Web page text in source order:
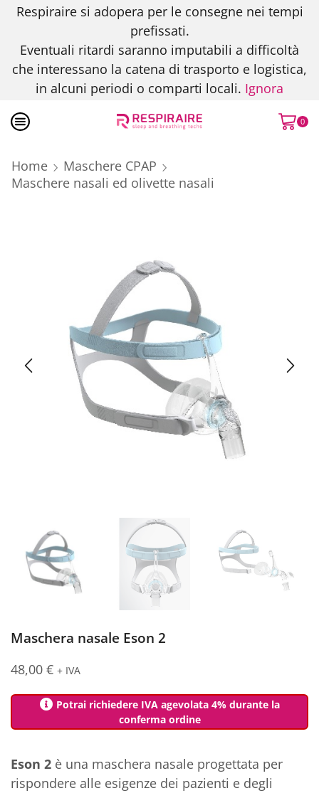
Respiraire si adopera per le consegne nei tempi
prefissati.
Eventuali ritardi saranno imputabili a difficoltà
che interessano la catena di trasporto e logistica,
in alcuni periodi o comparti locali. Ignora
0
Home
Maschere CPAP
Maschere nasali ed olivette nasali
Maschera nasale Eson 2
48,00 € + IVA
Potrai richiedere IVA agevolata 4% durante la
conferma ordine
Eson 2 è una maschera nasale progettata per
rispondere alle esigenze dei pazienti e degli